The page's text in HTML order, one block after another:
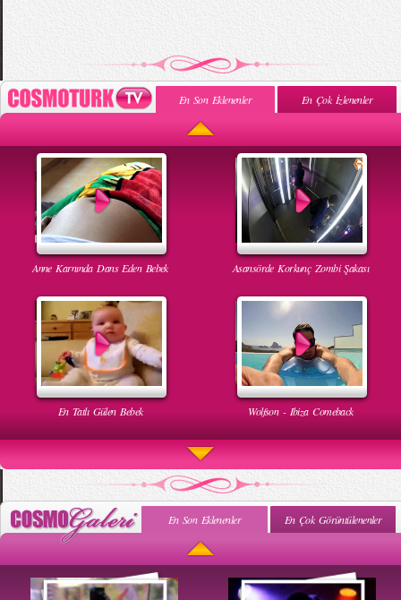
En Son Eklenenler En Çok İzlenenler
Anne Karnında Dans Eden Bebek Asansörde Korkunç Zombi Şakası
En Tatlı Gülen Bebek Wolfson - Ibiza Comeback
Uyuyan Bebeğe Gangnam Dinletilirse Ne Olur
En Son Eklenenler En Çok Görüntülenenler